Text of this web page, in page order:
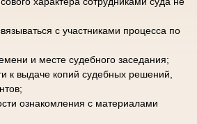
с участниками процесса по
и месте судебного заседания;
к выдаче копий судебных решений,
ознакомления с материалами